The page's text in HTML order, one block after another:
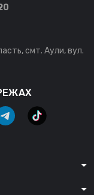
смт. Аули, вул.